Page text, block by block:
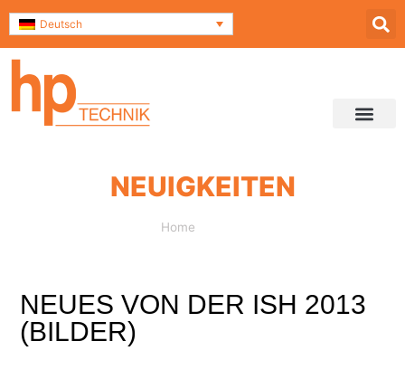
Deutsch
NEUIGKEITEN
Home
NEUES VON DER ISH 2013
(BILDER)